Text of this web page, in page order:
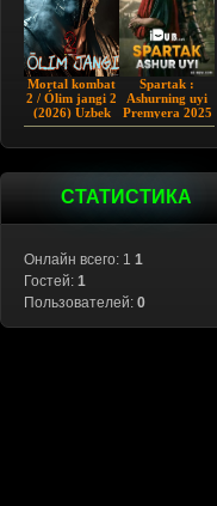
Mortal kombat
2 / Ólim jangi 2
(2026) Uzbek
tilida
Spartak :
Ashurning uyi
Premyera 2025
Barcha qismlar
СТАТИСТИКА
Онлайн всего: 1 1
Гостей: 1
Пользователей: 0